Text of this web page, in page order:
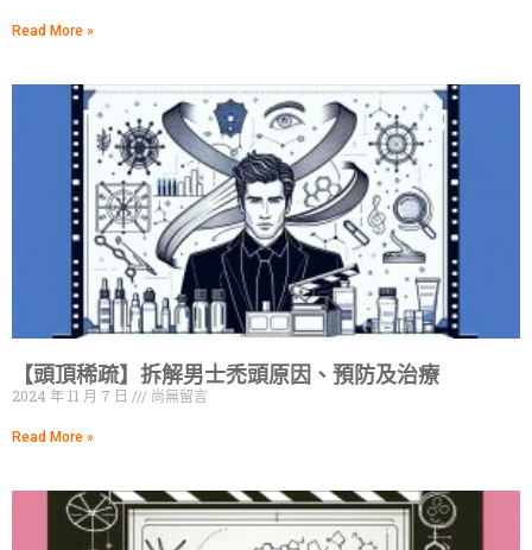
Read More »
【頭頂稀疏】拆解男士禿頭原因、預防及治療
2024 年 11 月 7 日 尚無留言
Read More »